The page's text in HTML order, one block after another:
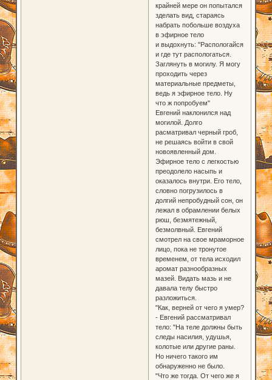
крайней мере он попытался
зделать вид, стараясь
набрать побольше воздуха
в эфирное тело
и выдохнуть: "Распологайся
и где тут распологаться.
Заглянуть в могилу. Я могу
проходить через
материальные предметы,
ведь я эфирное тело. Ну
что ж попробуем"
Евгений наклонился над
могилой. Долго
расматривал черный гроб,
не решаясь войти в свой
новоявленный дом.
Эфирное тело с легкостью
преодолело насыпь и
оказалось внутри. Его тело,
словно погрузилось в
долгий непробудный сон, он
лежал в обрамлении белых
рюш, безмятежный,
безмолвный. Евгений
смотрел на свое мраморное
лицо, пока не тронутое
временем, от тела исходил
аромат разнообразных
мазей. Видать мазь и не
давала телу быстро
разложиться.
"Как, верней от чего я умер?
- Евгений рассматривал
тело: "На теле должны быть
следы насилия, удушья,
колотые или другие раны.
Но ничего такого им
обнаруженно не было.
"Что же тогда. От чего же я